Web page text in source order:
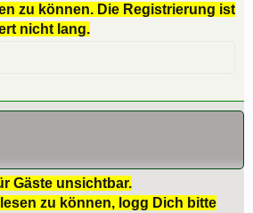
zu können. Die Registrierung ist
nicht lang.
Gäste unsichtbar.
zu können, logg Dich bitte